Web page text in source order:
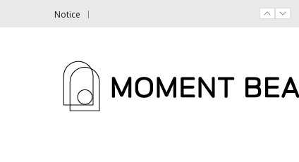
Notice